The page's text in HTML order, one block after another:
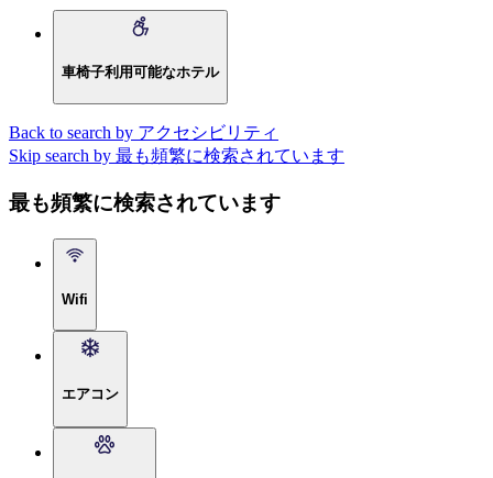
車椅子利用可能なホテル
Back to search by アクセシビリティ
Skip search by 最も頻繁に検索されています
最も頻繁に検索されています
Wifi
エアコン